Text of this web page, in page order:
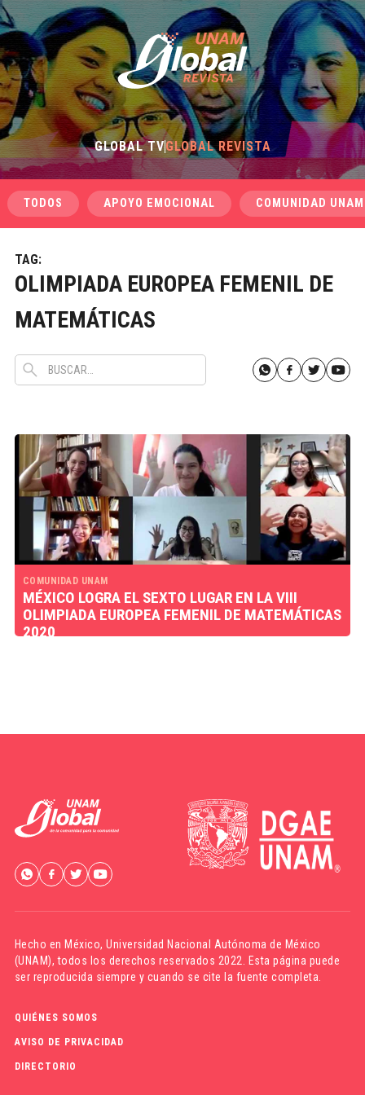
GLOBAL TVGLOBAL REVISTA
TODOS APOYO EMOCIONAL COMUNIDAD UNAM
TAG:
OLIMPIADA EUROPEA FEMENIL DE
MATEMÁTICAS
COMUNIDAD UNAM
MÉXICO LOGRA EL SEXTO LUGAR EN LA VIII
OLIMPIADA EUROPEA FEMENIL DE MATEMÁTICAS
2020
Hecho en México,Universidad Nacional Autónoma de México
(UNAM), todos los derechos reservados 2022. Esta página puede
ser reproducida siempre y cuando se cite la fuente completa.
QUIÉNES SOMOS
AVISO DE PRIVACIDAD
DIRECTORIO